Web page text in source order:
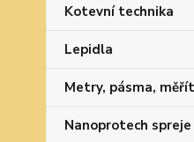
Kotevní technika
Lepidla
Metry, pásma,
Nanoprotech spreje